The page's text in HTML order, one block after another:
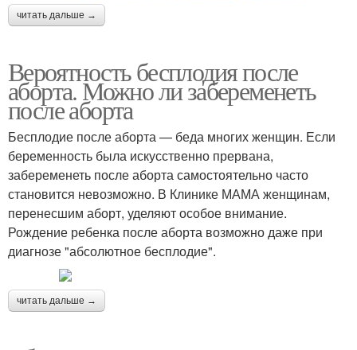
читать дальше →
Вероятность бесплодия после
аборта. Можно ли забеременеть
после аборта
Бесплодие после аборта — беда многих женщин. Если
беременность была искусственно прервана,
забеременеть после аборта самостоятельно часто
становится невозможно. В Клинике МАМА женщинам,
перенесшим аборт, уделяют особое внимание.
Рождение ребенка после аборта возможно даже при
диагнозе "абсолютное бесплодие".
читать дальше →